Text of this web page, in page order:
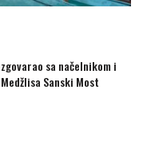
sa načelnikom i
Sanski Most